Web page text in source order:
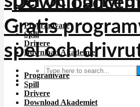
Programvare
Spill
Drivere
Download Akademiet
Programvare
Spill
Drivere
Download Akademiet